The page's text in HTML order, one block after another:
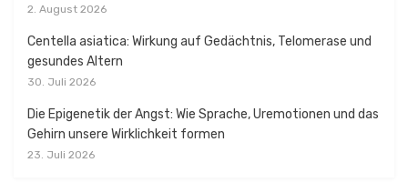
2. August 2026
Centella asiatica: Wirkung auf Gedächtnis, Telomerase und
gesundes Altern
30. Juli 2026
Die Epigenetik der Angst: Wie Sprache, Uremotionen und das
Gehirn unsere Wirklichkeit formen
23. Juli 2026